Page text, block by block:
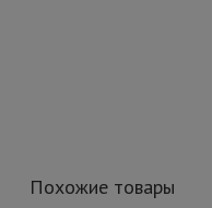
Похожие товары